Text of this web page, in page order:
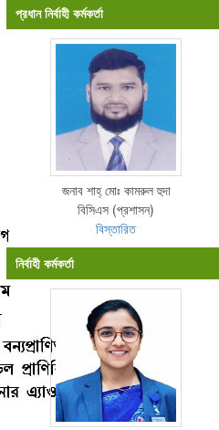
প্রধান নির্বাহী কর্মকর্তা
জনাব শাহ্ মোঃ কামরুল হুদা
বিসিএস (প্রশাসন)
বিস্তারিত
নির্বাহী কর্মকর্তা